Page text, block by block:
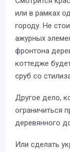
или в рамках
городу. Не
ажурных
фронтона
коттедже
сруб со
Другое дело,
ограничиться
деревянного
Или сделать